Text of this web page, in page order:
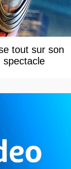
tout sur son
spectacle